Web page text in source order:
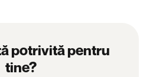
potrivită pentru
tine?